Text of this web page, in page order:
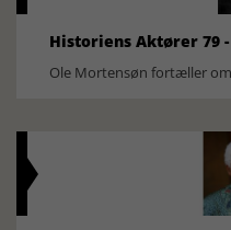
Historiens Aktører 79 -
Ole Mortensøn fortæller